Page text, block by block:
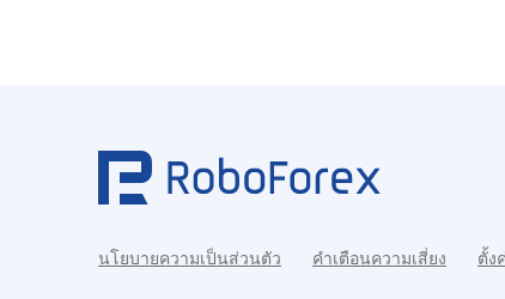
นโยบายความเป็นส่วนตัว คำเตือนความเสี่ยง ตั้ง